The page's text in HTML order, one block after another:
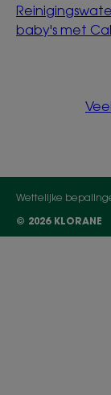
baby's met
Wettelijke
© 2026 KLORANE